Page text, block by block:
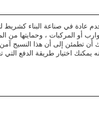
في صناعة البناء كشريط
أو المركبات ، وحمايتها من
أن تطمئن إلى أن هذا النسيج